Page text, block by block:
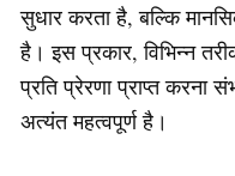
सुधार करता है, बल्कि
है। इस प्रकार, विभिन्न
प्रति प्रेरणा प्राप्त करना
अत्यंत महत्वपूर्ण है।